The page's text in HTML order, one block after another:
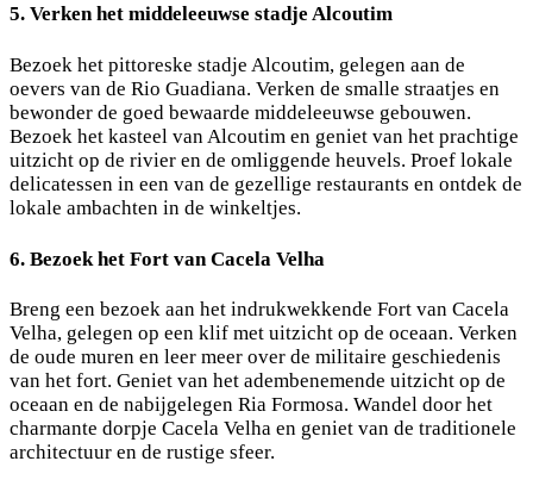
5. Verken het middeleeuwse stadje Alcoutim
Bezoek het pittoreske stadje Alcoutim, gelegen aan de
oevers van de Rio Guadiana. Verken de smalle straatjes en
bewonder de goed bewaarde middeleeuwse gebouwen.
Bezoek het kasteel van Alcoutim en geniet van het prachtige
uitzicht op de rivier en de omliggende heuvels. Proef lokale
delicatessen in een van de gezellige restaurants en ontdek de
lokale ambachten in de winkeltjes.
6. Bezoek het Fort van Cacela Velha
Breng een bezoek aan het indrukwekkende Fort van Cacela
Velha, gelegen op een klif met uitzicht op de oceaan. Verken
de oude muren en leer meer over de militaire geschiedenis
van het fort. Geniet van het adembenemende uitzicht op de
oceaan en de nabijgelegen Ria Formosa. Wandel door het
charmante dorpje Cacela Velha en geniet van de traditionele
architectuur en de rustige sfeer.